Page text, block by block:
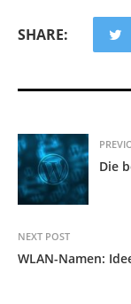
SHARE:
Die
NEXT POST
WLAN-Namen: